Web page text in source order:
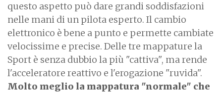
questo aspetto può dare grandi soddisfazioni
nelle mani di un pilota esperto. Il cambio
elettronico è bene a punto e permette cambiate
velocissime e precise. Delle tre mappature la
Sport è senza dubbio la più "cattiva", ma rende
l'acceleratore reattivo e l'erogazione "ruvida".
Molto meglio la mappatura "normale" che